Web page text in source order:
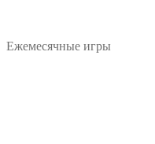
Ежемесячные игры